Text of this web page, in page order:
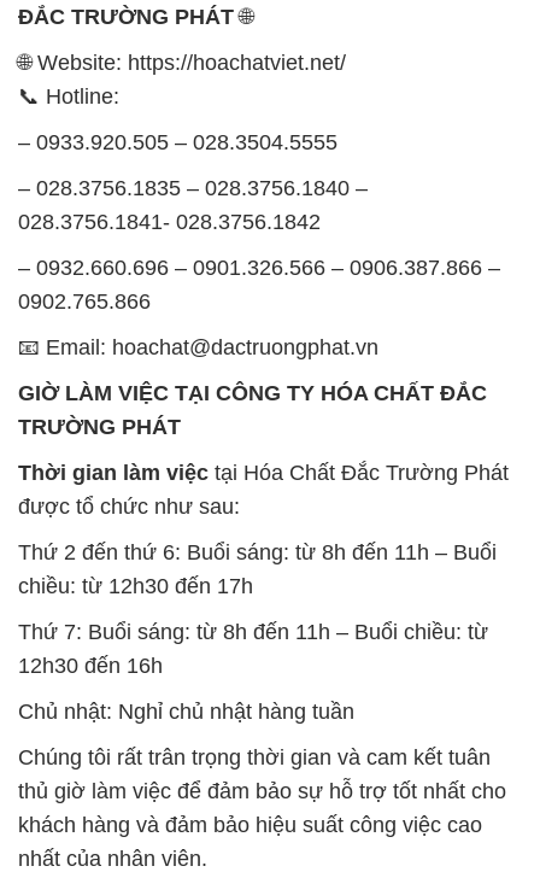
ĐẮC TRƯỜNG PHÁT🌐
🌐 Website: https://hoachatviet.net/
📞 Hotline:
– 0933.920.505 – 028.3504.5555
– 028.3756.1835 – 028.3756.1840 –
028.3756.1841- 028.3756.1842
– 0932.660.696 – 0901.326.566 – 0906.387.866 –
0902.765.866
📧 Email: hoachat@dactruongphat.vn
GIỜ LÀM VIỆC TẠI CÔNG TY HÓA CHẤT ĐẮC
TRƯỜNG PHÁT
Thời gian làm việc tại Hóa Chất Đắc Trường Phát
được tổ chức như sau:
Thứ 2 đến thứ 6: Buổi sáng: từ 8h đến 11h – Buổi
chiều: từ 12h30 đến 17h
Thứ 7: Buổi sáng: từ 8h đến 11h – Buổi chiều: từ
12h30 đến 16h
Chủ nhật: Nghỉ chủ nhật hàng tuần
Chúng tôi rất trân trọng thời gian và cam kết tuân
thủ giờ làm việc để đảm bảo sự hỗ trợ tốt nhất cho
khách hàng và đảm bảo hiệu suất công việc cao
nhất của nhân viên.